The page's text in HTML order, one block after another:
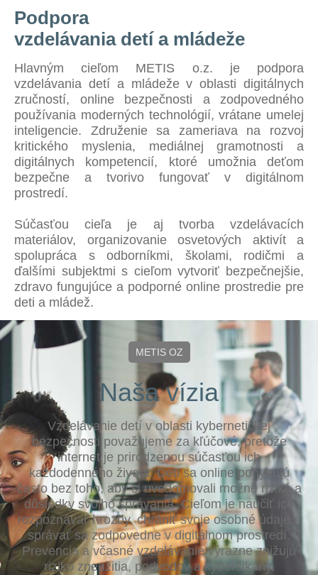
Podpora
vzdelávania detí a mládeže
Hlavným cieľom METIS o.z. je podpora
vzdelávania detí a mládeže v oblasti digitálnych
zručností, online bezpečnosti a zodpovedného
používania moderných technológií, vrátane umelej
inteligencie. Združenie sa zameriava na rozvoj
kritického myslenia, mediálnej gramotnosti a
digitálnych kompetencií, ktoré umožnia deťom
bezpečne a tvorivo fungovať v digitálnom
prostredí.
Súčasťou cieľa je aj tvorba vzdelávacích
materiálov, organizovanie osvetových aktivít a
spolupráca s odborníkmi, školami, rodičmi a
ďalšími subjektmi s cieľom vytvoriť bezpečnejšie,
zdravo fungujúce a podporné online prostredie pre
deti a mládež.
METIS OZ
Naša vízia
Vzdelávanie detí v oblasti kybernetickej
bezpečnosti považujeme za kľúčové, pretože
internet je prirodzenou súčasťou ich
každodenného života. Deti sa online pohybujú
často bez toho, aby si uvedomovali možné riziká a
dôsledky svojho správania. Cieľom je naučiť ich
rozpoznávať hrozby, chrániť svoje osobné údaje a
správať sa zodpovedne v digitálnom prostredí.
Prevencia a včasné vzdelávanie výrazne znižujú
riziko zneužitia, podvodov a kyberšikany.